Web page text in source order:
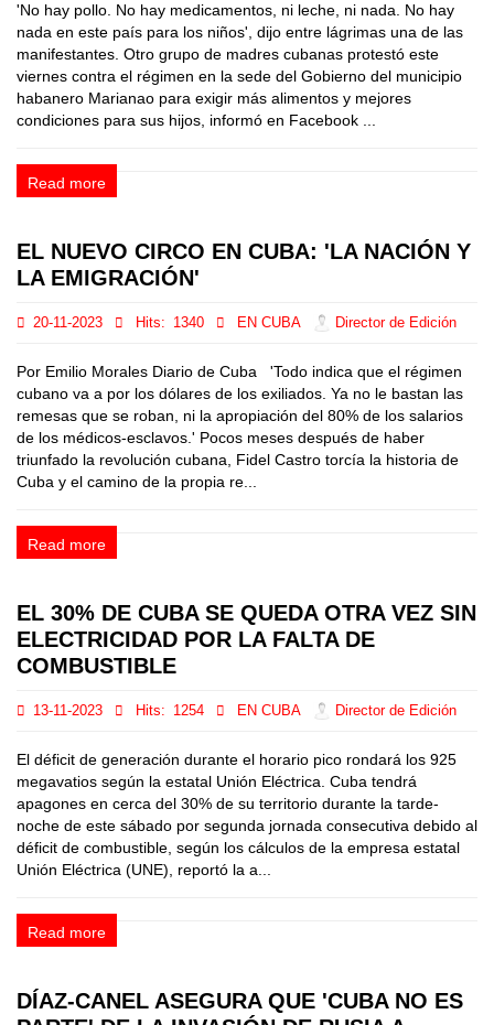
'No hay pollo. No hay medicamentos, ni leche, ni nada. No hay
nada en este país para los niños', dijo entre lágrimas una de las
manifestantes. Otro grupo de madres cubanas protestó este
viernes contra el régimen en la sede del Gobierno del municipio
habanero Marianao para exigir más alimentos y mejores
condiciones para sus hijos, informó en Facebook ...
Read more
EL NUEVO CIRCO EN CUBA: 'LA NACIÓN Y
LA EMIGRACIÓN'
20-11-2023 Hits: 1340 EN CUBA Director de Edición
Por Emilio Morales Diario de Cuba 'Todo indica que el régimen
cubano va a por los dólares de los exiliados. Ya no le bastan las
remesas que se roban, ni la apropiación del 80% de los salarios
de los médicos-esclavos.' Pocos meses después de haber
triunfado la revolución cubana, Fidel Castro torcía la historia de
Cuba y el camino de la propia re...
Read more
EL 30% DE CUBA SE QUEDA OTRA VEZ SIN
ELECTRICIDAD POR LA FALTA DE
COMBUSTIBLE
13-11-2023 Hits: 1254 EN CUBA Director de Edición
El déficit de generación durante el horario pico rondará los 925
megavatios según la estatal Unión Eléctrica. Cuba tendrá
apagones en cerca del 30% de su territorio durante la tarde-
noche de este sábado por segunda jornada consecutiva debido al
déficit de combustible, según los cálculos de la empresa estatal
Unión Eléctrica (UNE), reportó la a...
Read more
DÍAZ-CANEL ASEGURA QUE 'CUBA NO ES